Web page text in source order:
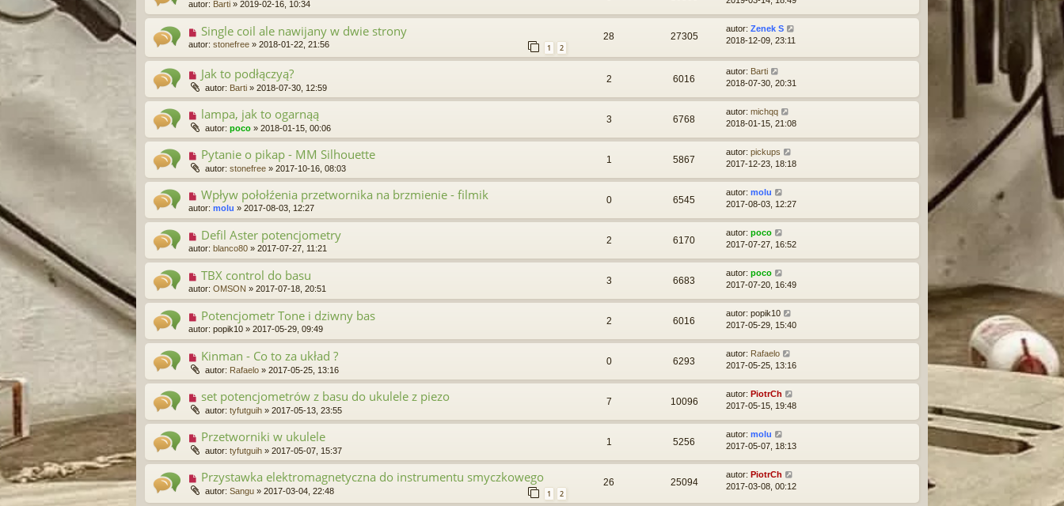
autor: Barti » 2019-02-16, 10:34
Single coil ale nawijany w dwie strony
autor: stonefree » 2018-01-22, 21:56 1 2
28 27305
autor: Zenek S
2018-12-09, 23:11
Jak to podłączyą?
autor: Barti » 2018-07-30, 12:59
2 6016
autor: Barti
2018-07-30, 20:31
lampa, jak to ogarnąą
autor: poco » 2018-01-15, 00:06
3 6768
autor: michqq
2018-01-15, 21:08
Pytanie o pikap - MM Silhouette
autor: stonefree » 2017-10-16, 08:03
1 5867
autor: pickups
2017-12-23, 18:18
Wpływ połołźenia przetwornika na brzmienie - filmik
autor: molu » 2017-08-03, 12:27
0 6545
autor: molu
2017-08-03, 12:27
Defil Aster potencjometry
autor: blanco80 » 2017-07-27, 11:21
2 6170
autor: poco
2017-07-27, 16:52
TBX control do basu
autor: OMSON » 2017-07-18, 20:51
3 6683
autor: poco
2017-07-20, 16:49
Potencjometr Tone i dziwny bas
autor: popik10 » 2017-05-29, 09:49
2 6016
autor: popik10
2017-05-29, 15:40
Kinman - Co to za układ ?
autor: Rafaelo » 2017-05-25, 13:16
0 6293
autor: Rafaelo
2017-05-25, 13:16
set potencjometrów z basu do ukulele z piezo
autor: tyfutguih » 2017-05-13, 23:55
7 10096
autor: PiotrCh
2017-05-15, 19:48
Przetworniki w ukulele
autor: tyfutguih » 2017-05-07, 15:37
1 5256
autor: molu
2017-05-07, 18:13
Przystawka elektromagnetyczna do instrumentu smyczkowego
autor: Sangu » 2017-03-04, 22:48 1 2
26 25094
autor: PiotrCh
2017-03-08, 00:12